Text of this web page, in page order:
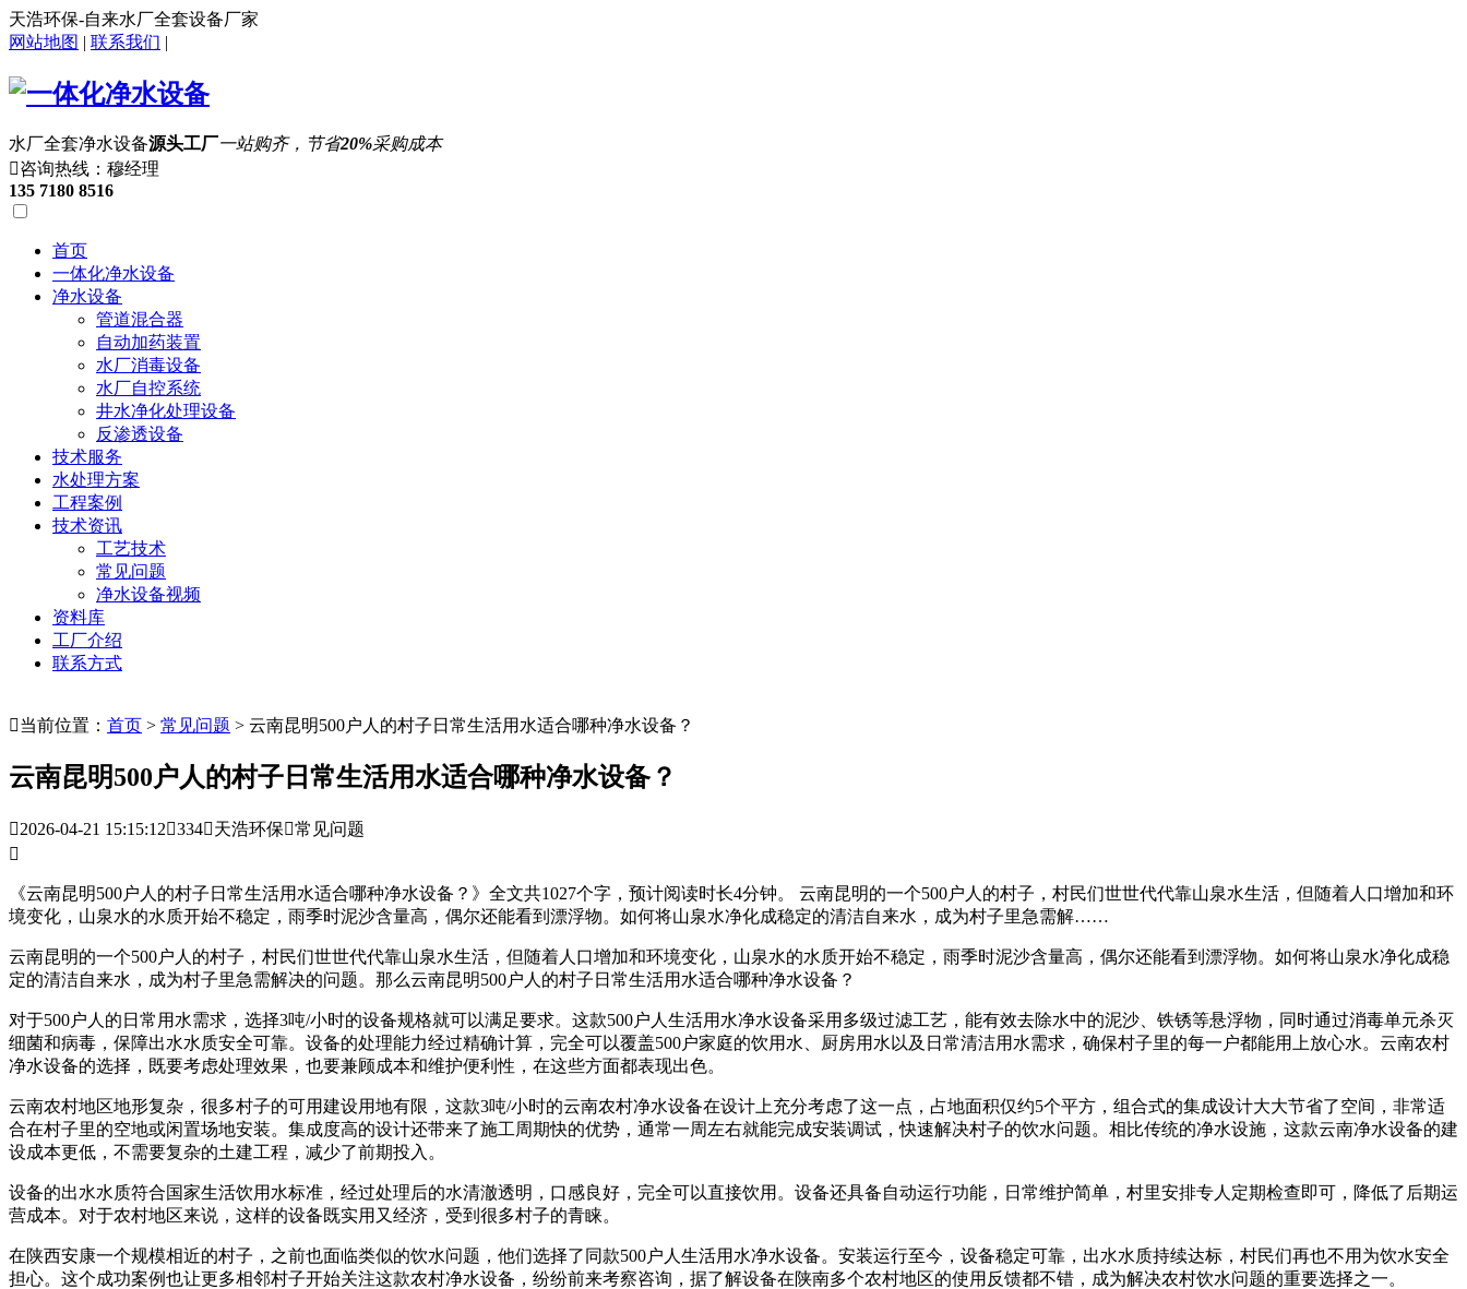
天浩环保-自来水厂全套设备厂家
网站地图 | 联系我们 |
水厂全套净水设备源头工厂一站购齐，节省20%采购成本
咨询热线：穆经理
135 7180 8516
首页
一体化净水设备
净水设备
管道混合器
自动加药装置
水厂消毒设备
水厂自控系统
井水净化处理设备
反渗透设备
技术服务
水处理方案
工程案例
技术资讯
工艺技术
常见问题
净水设备视频
资料库
工厂介绍
联系方式
当前位置： 首页 > 常见问题 > 云南昆明500户人的村子日常生活用水适合哪种净水设备？
云南昆明500户人的村子日常生活用水适合哪种净水设备？
2026-04-21 15:15:12334天浩环保常见问题

《云南昆明500户人的村子日常生活用水适合哪种净水设备？》全文共1027个字，预计阅读时长4分钟。 云南昆明的一个500户人的村子，村民们世世代代靠山泉水生活，但随着人口增加和环
境变化，山泉水的水质开始不稳定，雨季时泥沙含量高，偶尔还能看到漂浮物。如何将山泉水净化成稳定的清洁自来水，成为村子里急需解……
云南昆明的一个500户人的村子，村民们世世代代靠山泉水生活，但随着人口增加和环境变化，山泉水的水质开始不稳定，雨季时泥沙含量高，偶尔还能看到漂浮物。如何将山泉水净化成稳
定的清洁自来水，成为村子里急需解决的问题。那么云南昆明500户人的村子日常生活用水适合哪种净水设备？
对于500户人的日常用水需求，选择3吨/小时的设备规格就可以满足要求。这款500户人生活用水净水设备采用多级过滤工艺，能有效去除水中的泥沙、铁锈等悬浮物，同时通过消毒单元杀灭
细菌和病毒，保障出水水质安全可靠。设备的处理能力经过精确计算，完全可以覆盖500户家庭的饮用水、厨房用水以及日常清洁用水需求，确保村子里的每一户都能用上放心水。云南农村
净水设备的选择，既要考虑处理效果，也要兼顾成本和维护便利性，在这些方面都表现出色。
云南农村地区地形复杂，很多村子的可用建设用地有限，这款3吨/小时的云南农村净水设备在设计上充分考虑了这一点，占地面积仅约5个平方，组合式的集成设计大大节省了空间，非常适
合在村子里的空地或闲置场地安装。集成度高的设计还带来了施工周期快的优势，通常一周左右就能完成安装调试，快速解决村子的饮水问题。相比传统的净水设施，这款云南净水设备的建
设成本更低，不需要复杂的土建工程，减少了前期投入。
设备的出水水质符合国家生活饮用水标准，经过处理后的水清澈透明，口感良好，完全可以直接饮用。设备还具备自动运行功能，日常维护简单，村里安排专人定期检查即可，降低了后期运
营成本。对于农村地区来说，这样的设备既实用又经济，受到很多村子的青睐。
在陕西安康一个规模相近的村子，之前也面临类似的饮水问题，他们选择了同款500户人生活用水净水设备。安装运行至今，设备稳定可靠，出水水质持续达标，村民们再也不用为饮水安全
担心。这个成功案例也让更多相邻村子开始关注这款农村净水设备，纷纷前来考察咨询，据了解设备在陕南多个农村地区的使用反馈都不错，成为解决农村饮水问题的重要选择之一。